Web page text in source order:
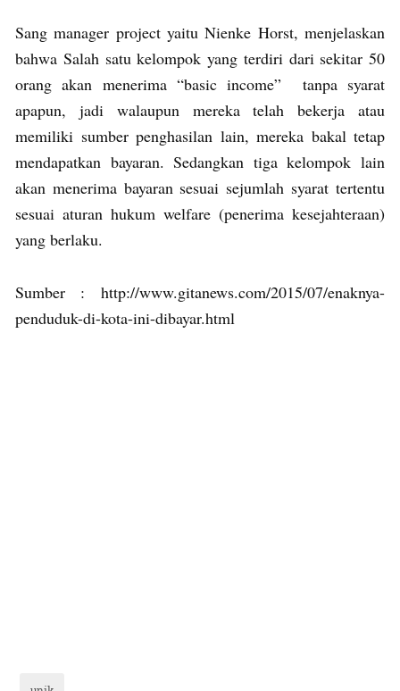
Sang manager project yaitu Nienke Horst, menjelaskan
bahwa Salah satu kelompok yang terdiri dari sekitar 50
orang akan menerima “basic income” tanpa syarat
apapun, jadi walaupun mereka telah bekerja atau
memiliki sumber penghasilan lain, mereka bakal tetap
mendapatkan bayaran. Sedangkan tiga kelompok lain
akan menerima bayaran sesuai sejumlah syarat tertentu
sesuai aturan hukum welfare (penerima kesejahteraan)
yang berlaku.
Sumber : http://www.gitanews.com/2015/07/enaknya-
penduduk-di-kota-ini-dibayar.html